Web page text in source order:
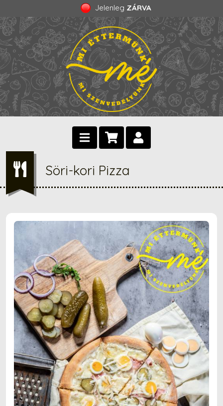
Jelenleg ZÁRVA
Söri-kori Pizza